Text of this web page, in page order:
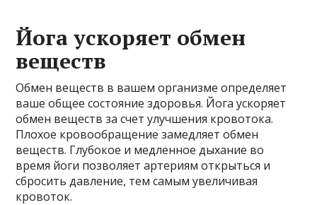
Йога ускоряет обмен
веществ
Обмен веществ в вашем организме определяет
ваше общее состояние здоровья. Йога ускоряет
обмен веществ за счет улучшения кровотока.
Плохое кровообращение замедляет обмен
веществ. Глубокое и медленное дыхание во
время йоги позволяет артериям открыться и
сбросить давление, тем самым увеличивая
кровоток.